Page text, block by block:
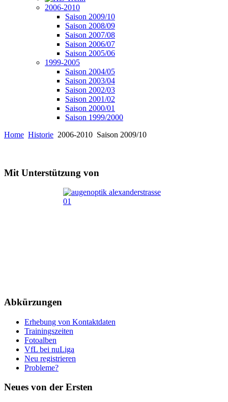
2006-2010
Saison 2009/10
Saison 2008/09
Saison 2007/08
Saison 2006/07
Saison 2005/06
1999-2005
Saison 2004/05
Saison 2003/04
Saison 2002/03
Saison 2001/02
Saison 2000/01
Saison 1999/2000
Home Historie 2006-2010 Saison 2009/10
Mit Unterstützung von
Abkürzungen
Erhebung von Kontaktdaten
Trainingszeiten
Fotoalben
VfL bei nuLiga
Neu registrieren
Probleme?
Neues von der Ersten